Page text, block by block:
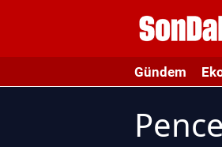
Gündem